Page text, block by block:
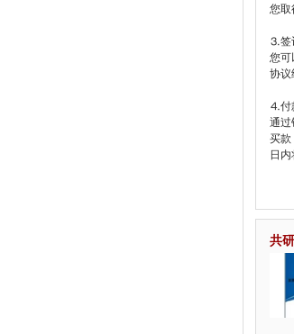
您取
⒊签
您可
协议
⒋付
通过
买款
日
共